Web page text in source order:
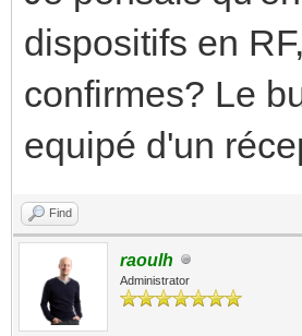
dispositifs en
confirmes? Le
equipé d'un
Find
raoulh
Administrator